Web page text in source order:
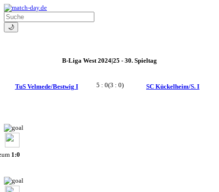
🌙
B-Liga West 2024|25 - 30. Spieltag
TuS Velmede/Bestwig I 5 : 0(3 : 0) SC Kückelheim/S. I
1:0